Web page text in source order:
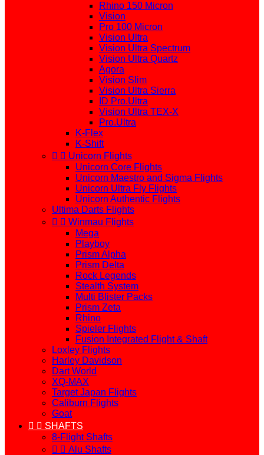
Rhino 150 Micron
Vision
Pro 100 Micron
Vision Ultra
Vision Ultra Spectrum
Vision Ultra Quartz
Agora
Vision Slim
Vision Ultra Sierra
ID Pro.Ultra
Vision Ultra TEX-X
Pro.Ultra
K-Flex
K-Shift
  Unicorn Flights
Unicorn Core Flights
Unicorn Maestro and Sigma Flights
Unicorn Ultra Fly Flights
Unicorn Authentic Flights
Ultima Darts Flights
  Winmau Flights
Mega
Playboy
Prism Alpha
Prism Delta
Rock Legends
Stealth System
Multi Blister Packs
Prism Zeta
Rhino
Spieler Flights
Fusion Integrated Flight & Shaft
Loxley Flights
Harley Davidson
Dart World
XQ-MAX
Target Japan Flights
Caliburn Flights
Goat
  SHAFTS
8-Flight Shafts
  Alu Shafts